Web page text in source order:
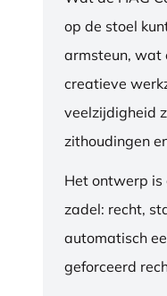
op de stoel
armsteun, wat
creatieve
veelzijdigheid
zithoudingen
Het ontwerp is
zadel: recht,
automatisch
geforceerd